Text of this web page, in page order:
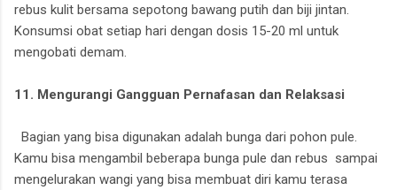
rebus kulit bersama sepotong bawang putih dan biji jintan.
Konsumsi obat setiap hari dengan dosis 15-20 ml untuk
mengobati demam.
11. Mengurangi Gangguan Pernafasan dan Relaksasi
Bagian yang bisa digunakan adalah bunga dari pohon pule.
Kamu bisa mengambil beberapa bunga pule dan rebus sampai
mengelurakan wangi yang bisa membuat diri kamu terasa